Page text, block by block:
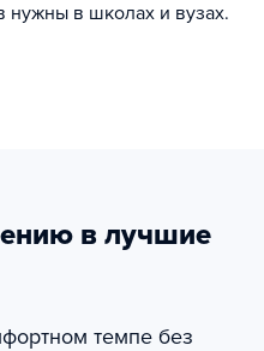
нужны в школах и вузах.
в лучшие
темпе без